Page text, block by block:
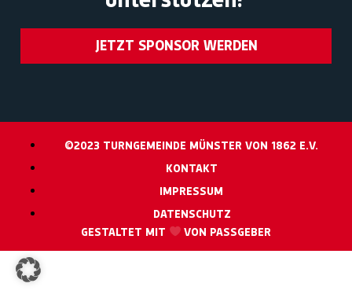
JETZT SPONSOR WERDEN
©2023 TURNGEMEINDE MÜNSTER VON 1862 E.V.
KONTAKT
IMPRESSUM
DATENSCHUTZ
GESTALTET MIT
VON PASSGEBER